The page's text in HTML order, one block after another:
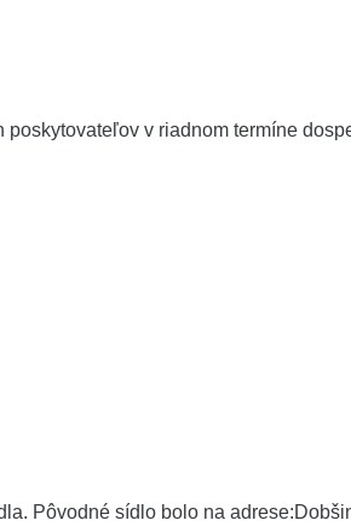
v riadnom termíne
Pôvodné sídlo bolo na